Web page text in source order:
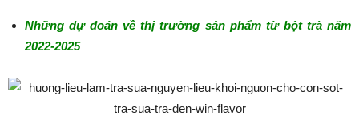
Những dự đoán về thị trường sản phẩm từ bột trà năm
2022-2025